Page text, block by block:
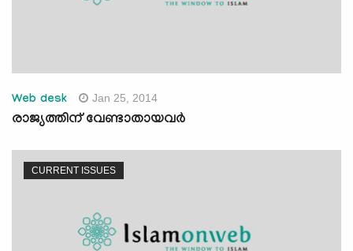
Web desk Jan 25, 2014
രാജ്യത്തിന്‌ വേണ്ടാതായവര്‍
CURRENT ISSUES